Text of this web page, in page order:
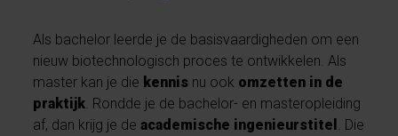
Als bachelor leerde je de basisvaardigheden om een
nieuw biotechnologisch proces te ontwikkelen. Als
master kan je die kennis nu ook omzetten in de
praktijk. Rondde je de bachelor- en masteropleiding
af, dan krijg je deacademische ingenieurstitel . Die